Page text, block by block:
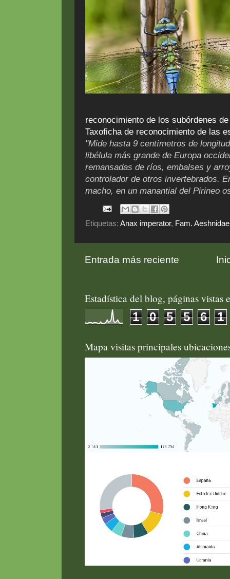
reconocimiento de los subórdenes
Taxoficha de reconocimiento de las
"Mide hasta 9 centímetros de
libélula más grande de Europa
remansadas de ríos, embalses y
controlador de otros invertebrados.
macho, en un manantial del Pirineo
Etiquetas: Anax imperator, Fam. Aeshnidae
Entrada más reciente
Estadística del blog, páginas vistas
1 0 5 5 6 1
Mapa visitas principales